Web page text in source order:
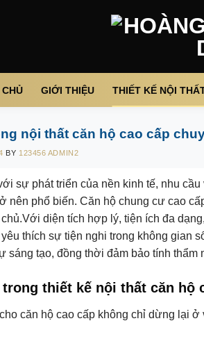
GIỚI THIỆU THIẾT KẾ NỘI
nội thất căn hộ cao cấp
BY 123456 ADMIN2
sự phát triển của nền kinh tế, nhu
nên phổ biến. Căn hộ chung cư cao
diện tích hợp lý, tiện ích đa
thích sự tiện nghi trong không gian
sáng tạo, đồng thời đảm bảo tính thẩm
trong thiết kế nội thất căn hộ
căn hộ cao cấp không chỉ dừng lại